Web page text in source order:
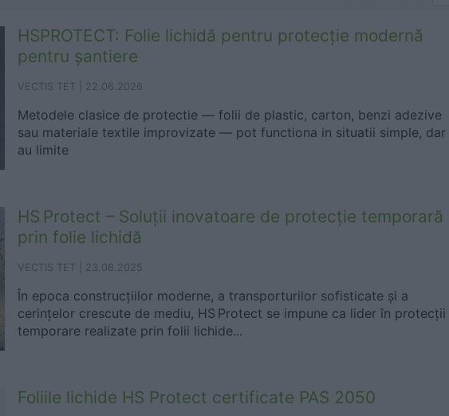
HSPROTECT: Folie lichidă pentru protecție modernă
pentru șantiere
VECTIS TET | 22.06.2026
Metodele clasice de protectie — folii de plastic, carton, benzi adezive
sau materiale textile improvizate — pot functiona in situatii simple, dar
au limite
HS Protect – Soluții inovatoare de protecție temporară
prin folie lichidă
VECTIS TET | 23.08.2025
În epoca construcțiilor moderne, a transporturilor sofisticate și a
cerințelor crescute de mediu, HS Protect se impune ca lider în protecții
temporare realizate prin folii lichide...
Foliile lichide HS Protect certificate PAS 2050